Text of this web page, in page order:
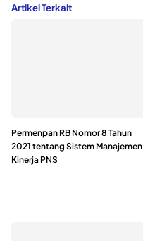
Artikel Terkait
Permenpan RB Nomor 8 Tahun
2021 tentang Sistem Manajemen
Kinerja PNS